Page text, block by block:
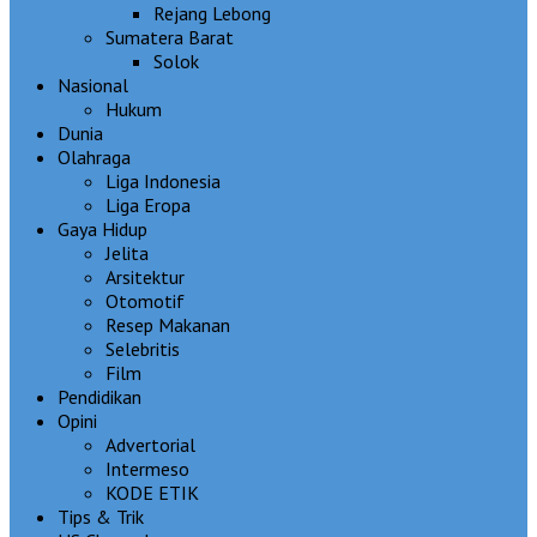
Rejang Lebong
Sumatera Barat
Solok
Nasional
Hukum
Dunia
Olahraga
Liga Indonesia
Liga Eropa
Gaya Hidup
Jelita
Arsitektur
Otomotif
Resep Makanan
Selebritis
Film
Pendidikan
Opini
Advertorial
Intermeso
KODE ETIK
Tips & Trik